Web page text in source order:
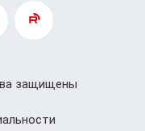
защищены